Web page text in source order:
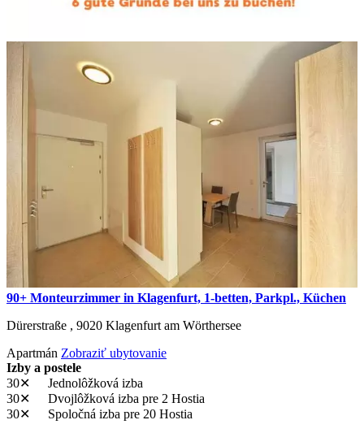
90+ Monteurzimmer in Klagenfurt, 1-betten, Parkpl., Küchen
Dürerstraße , 9020 Klagenfurt am Wörthersee
Apartmán Zobraziť ubytovanie
Izby a postele
30✕
Jednolôžková izba
30✕
Dvojlôžková izba pre 2 Hostia
30✕
Spoločná izba pre 20 Hostia